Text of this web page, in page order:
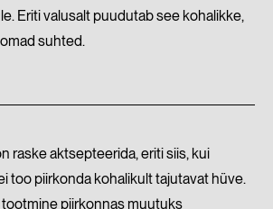
Eriti valusalt puudutab see kohalikke,
suhted.
raske aktsepteerida, eriti siis, kui
too piirkonda kohalikult tajutavat hüve.
piirkonnas muutuks